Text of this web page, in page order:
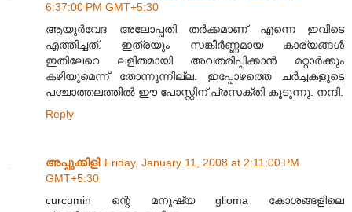
6:37:00 PM GMT+5:30
ആയുര്‍വേദ അലോപ്പതി തര്‍ക്കമാണ് എന്നെ ഇവിടെ
എത്തിച്ചത്. ഇത്രയും സങ്കീര്‍ണ്ണമായ കാര്യങ്ങള്‍
ഇതിലേറെ ലളിതമായി അവതരിപ്പിക്കാന്‍ മറ്റാര്‍ക്കും
കഴിയുമെന്ന് തോന്നുന്നില്ല. ഇപ്പോഴത്തെ ചര്‍ച്ചകളുടെ
പശ്ചാത്തലത്തില്‍ ഈ പോസ്റ്റിന് പ്രസക്തി കൂടുന്നു. നന്ദി.
Reply
അപ്പുക്കിളി Friday, January 11, 2008 at 2:11:00 PM
GMT+5:30
curcumin ന്റെ മനുഷ്യ glioma കോശങ്ങളിലെ